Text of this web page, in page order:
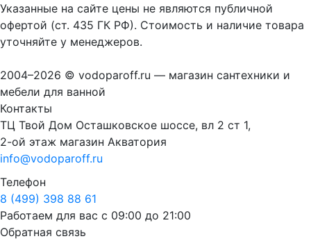
Указанные на сайте цены не являются публичной
офертой (ст. 435 ГК РФ). Стоимость и наличие товара
уточняйте у менеджеров.
2004–2026 © vodoparoff.ru — магазин сантехники и
мебели для ванной
Контакты
ТЦ Твой Дом Осташковское шоссе, вл 2 ст 1,
2-ой этаж магазин Акватория
info@vodoparoff.ru
Телефон
8 (499) 398 88 61
Работаем для вас с 09:00 до 21:00
Обратная связь